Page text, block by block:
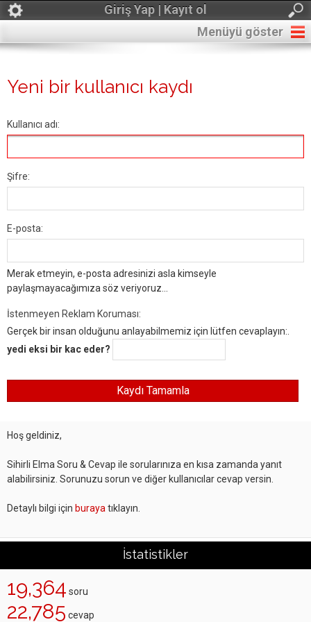
Giriş Yap | Kayıt ol
Menüyü göster
Yeni bir kullanıcı kaydı
Kullanıcı adı:
Şifre:
E-posta:
Merak etmeyin, e-posta adresinizi asla kimseyle
paylaşmayacağımıza söz veriyoruz...
İstenmeyen Reklam Koruması:
Gerçek bir insan olduğunu anlayabilmemiz için lütfen cevaplayın:.
yedi eksi bir kac eder?
Hoş geldiniz,
Sihirli Elma Soru & Cevap ile sorularınıza en kısa zamanda yanıt
alabilirsiniz. Sorunuzu sorun ve diğer kullanıcılar cevap versin.
Detaylı bilgi için buraya tıklayın.
İstatistikler
19,364 soru
22,785 cevap